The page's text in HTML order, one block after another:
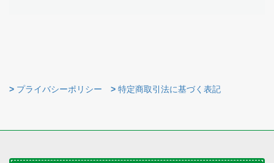
> プライバシーポリシー > 特定商取引法に基づく表記